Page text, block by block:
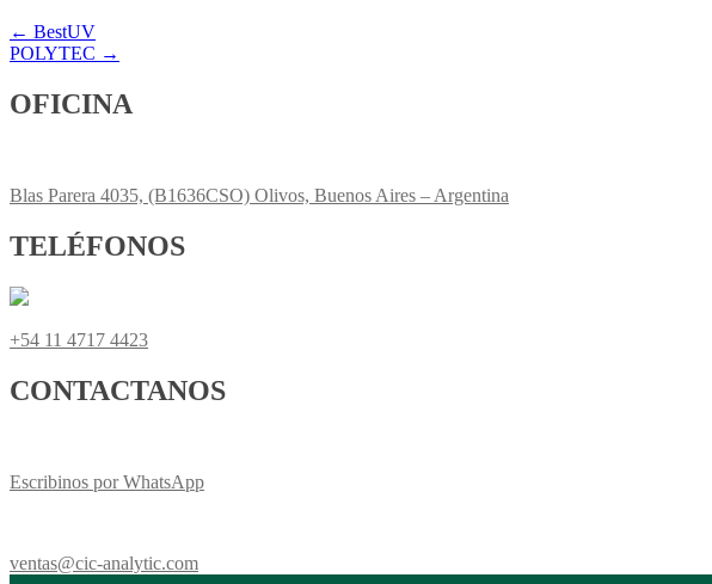
Post
navigation
← BestUV
POLYTEC →
OFICINA
Blas Parera 4035, (B1636CSO) Olivos, Buenos Aires – Argentina
TELÉFONOS
+54 11 4717 4423
CONTACTANOS
Escribinos por WhatsApp
ventas@cic-analytic.com